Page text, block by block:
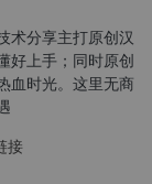
术分享主打原创汉
好上手；同时原创
血时光。这里无商
接